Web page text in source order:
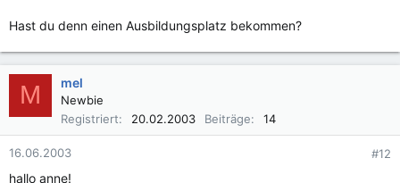
Hast du denn einen Ausbildungsplatz bekommen?
M mel
Newbie
Registriert
20.02.2003 Beiträge 14
16.06.2003 #12
hallo anne!